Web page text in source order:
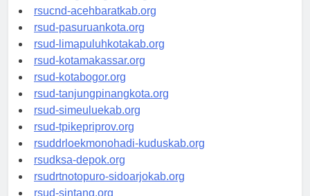
rsud-tangerangkota.org
rsucnd-acehbaratkab.org
rsud-pasuruankota.org
rsud-limapuluhkotakab.org
rsud-kotamakassar.org
rsud-kotabogor.org
rsud-tanjungpinangkota.org
rsud-simeuluekab.org
rsud-tpikepriprov.org
rsuddrloekmonohadi-kuduskab.org
rsudksa-depok.org
rsudrtnotopuro-sidoarjokab.org